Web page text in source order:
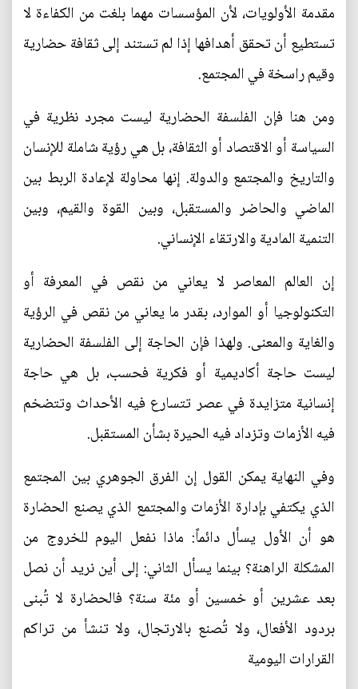
مقدمة الأولويات، لأن المؤسسات مهما بلغت من الكفاءة لا
تستطيع أن تحقق أهدافها إذا لم تستند إلى ثقافة حضارية
وقيم راسخة في المجتمع.
ومن هنا فإن الفلسفة الحضارية ليست مجرد نظرية في
السياسة أو الاقتصاد أو الثقافة، بل هي رؤية شاملة للإنسان
والتاريخ والمجتمع والدولة. إنها محاولة لإعادة الربط بين
الماضي والحاضر والمستقبل، وبين القوة والقيم، وبين
التنمية المادية والارتقاء الإنساني.
إن العالم المعاصر لا يعاني من نقص في المعرفة أو
التكنولوجيا أو الموارد، بقدر ما يعاني من نقص في الرؤية
والغاية والمعنى. ولهذا فإن الحاجة إلى الفلسفة الحضارية
ليست حاجة أكاديمية أو فكرية فحسب، بل هي حاجة
إنسانية متزايدة في عصر تتسارع فيه الأحداث وتتضخم
فيه الأزمات وتزداد فيه الحيرة بشأن المستقبل.
وفي النهاية يمكن القول إن الفرق الجوهري بين المجتمع
الذي يكتفي بإدارة الأزمات والمجتمع الذي يصنع الحضارة
هو أن الأول يسأل دائماً: ماذا نفعل اليوم للخروج من
المشكلة الراهنة؟ بينما يسأل الثاني: إلى أين نريد أن نصل
بعد عشرين أو خمسين أو مئة سنة؟ فالحضارة لا تُبنى
بردود الأفعال، ولا تُصنع بالارتجال، ولا تنشأ من تراكم
القرارات اليومية